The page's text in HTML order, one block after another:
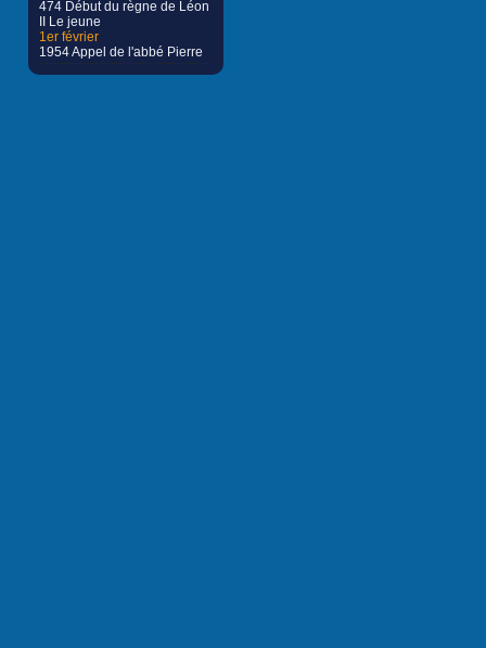
474 Début du règne de Léon
II Le jeune
1er février
1954 Appel de l'abbé Pierre